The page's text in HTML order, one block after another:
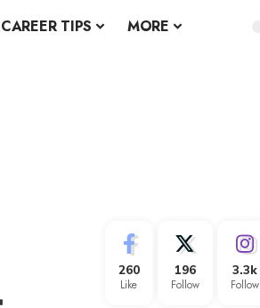
CAREER TIPS MORE
260
Like
196
Follow
3.3k
Follow